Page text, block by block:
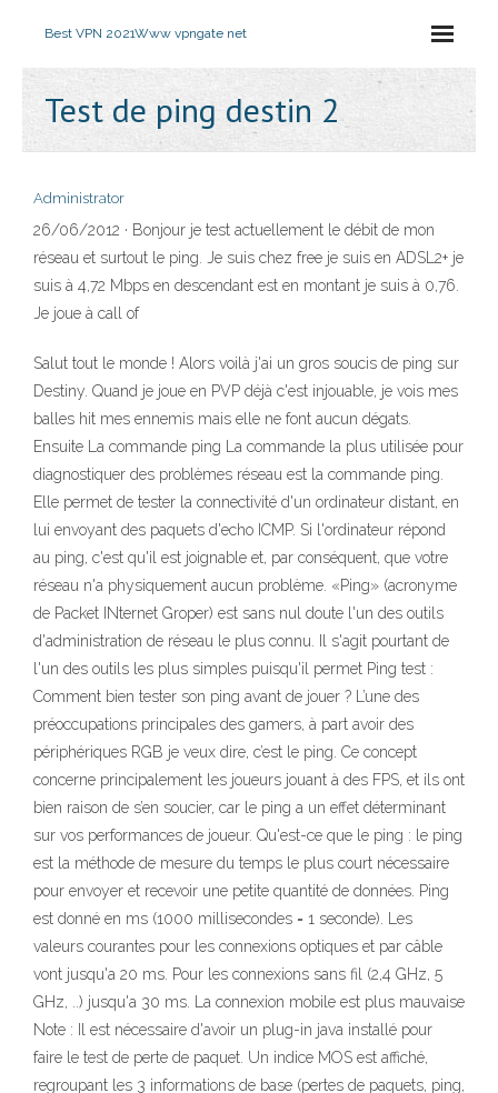
Best VPN 2021Www vpngate net
Test de ping destin 2
Administrator
26/06/2012 · Bonjour je test actuellement le débit de mon
réseau et surtout le ping. Je suis chez free je suis en ADSL2+ je
suis à 4,72 Mbps en descendant est en montant je suis à 0,76.
Je joue à call of
Salut tout le monde ! Alors voilà j'ai un gros soucis de ping sur
Destiny. Quand je joue en PVP déjà c'est injouable, je vois mes
balles hit mes ennemis mais elle ne font aucun dégats.
Ensuite La commande ping La commande la plus utilisée pour
diagnostiquer des problèmes réseau est la commande ping.
Elle permet de tester la connectivité d'un ordinateur distant, en
lui envoyant des paquets d'echo ICMP. Si l'ordinateur répond
au ping, c'est qu'il est joignable et, par conséquent, que votre
réseau n'a physiquement aucun problème. «Ping» (acronyme
de Packet INternet Groper) est sans nul doute l'un des outils
d'administration de réseau le plus connu. Il s'agit pourtant de
l'un des outils les plus simples puisqu'il permet Ping test :
Comment bien tester son ping avant de jouer ? L’une des
préoccupations principales des gamers, à part avoir des
périphériques RGB je veux dire, c’est le ping. Ce concept
concerne principalement les joueurs jouant à des FPS, et ils ont
bien raison de s’en soucier, car le ping a un effet déterminant
sur vos performances de joueur. Qu'est-ce que le ping : le ping
est la méthode de mesure du temps le plus court nécessaire
pour envoyer et recevoir une petite quantité de données. Ping
est donné en ms (1000 millisecondes = 1 seconde). Les
valeurs courantes pour les connexions optiques et par câble
vont jusqu'a 20 ms. Pour les connexions sans fil (2,4 GHz, 5
GHz, ..) jusqu'a 30 ms. La connexion mobile est plus mauvaise
Note : Il est nécessaire d'avoir un plug-in java installé pour
faire le test de perte de paquet. Un indice MOS est affiché,
regroupant les 3 informations de base (pertes de paquets, ping,